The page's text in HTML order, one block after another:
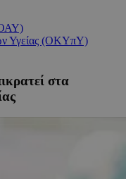
Υγείας (ΟΚΥπΥ)
στα